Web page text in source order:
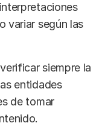
variar según las
siempre la
entidades
de tomar